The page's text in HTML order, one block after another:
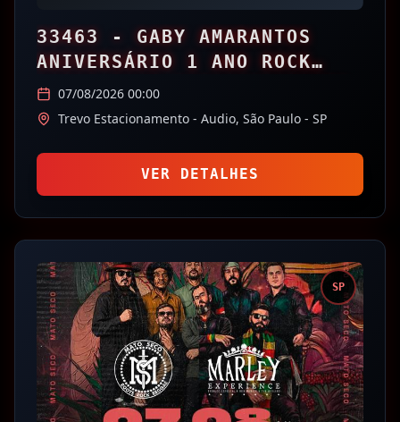
33463 - GABY AMARANTOS
ANIVERSÁRIO 1 ANO ROCK
DOIDO TOUR ESTACIONAMENTO
07/08/2026 00:00
Trevo Estacionamento - Audio, São Paulo - SP
VER DETALHES
SP